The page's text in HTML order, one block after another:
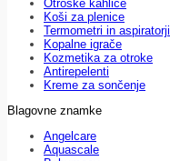
Otroške kahlice
Koši za plenice
Termometri in aspiratorji
Kopalne igrače
Kozmetika za otroke
Antirepelenti
Kreme za sončenje
Blagovne znamke
Angelcare
Aquascale